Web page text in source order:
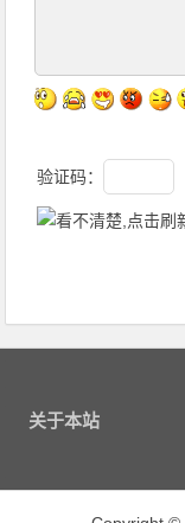
验证码：
关于本站